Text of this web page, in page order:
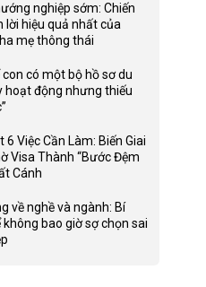
nghiệp sớm: Chiến
lời hiệu quả nhất của
mẹ thông thái
có một bộ hồ sơ du
hoạt động nhưng thiếu
6 Việc Cần Làm: Biến Giai
Visa Thành “Bước Đệm
Cánh
về nghề và ngành: Bí
không bao giờ sợ chọn sai